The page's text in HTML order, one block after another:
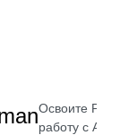
Освоите
работу с API